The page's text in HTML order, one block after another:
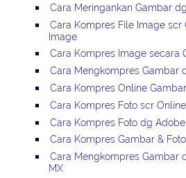
Cara Meringankan Gambar
Cara Kompres File Image scr
Image
Cara Kompres Image secara
Cara Mengkompres Gambar
Cara Kompres Online
Cara Kompres Foto scr
Cara Kompres Foto dg
Cara Kompres Gambar &
Cara Mengkompres Gambar
MX